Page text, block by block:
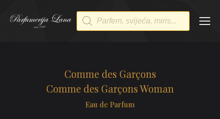
Products
search
Comme des Garçons
Comme des Garçons Woman
Eau de Parfum